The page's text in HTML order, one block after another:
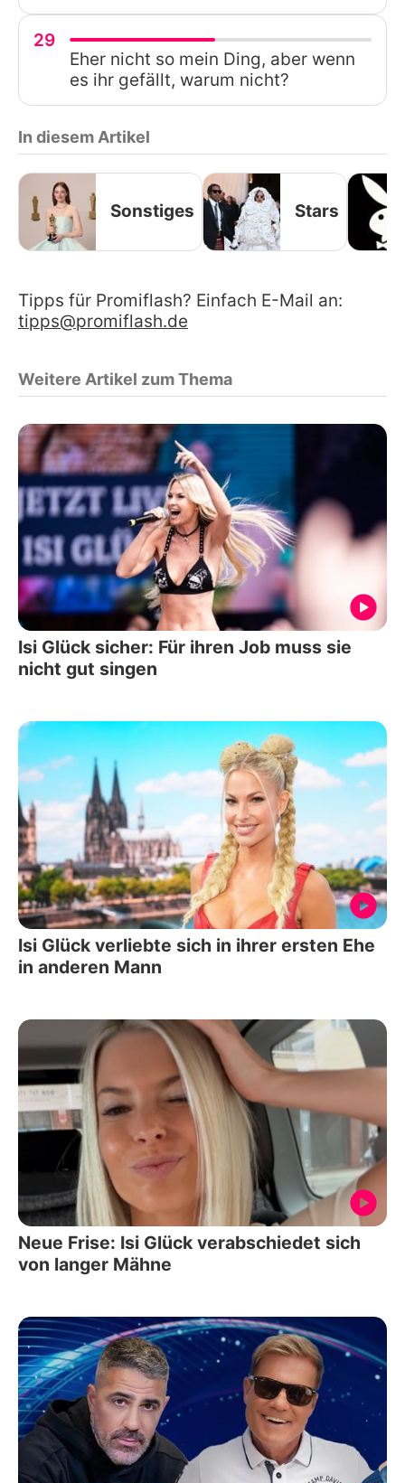
29
Eher nicht so mein Ding, aber wenn
es ihr gefällt, warum nicht?
In diesem Artikel
Sonstiges Stars
Tipps für Promiflash? Einfach E-Mail an:
tipps@promiflash.de
Weitere Artikel zum Thema
Isi Glück sicher: Für ihren Job muss sie
nicht gut singen
Isi Glück verliebte sich in ihrer ersten Ehe
in anderen Mann
Neue Frise: Isi Glück verabschiedet sich
von langer Mähne